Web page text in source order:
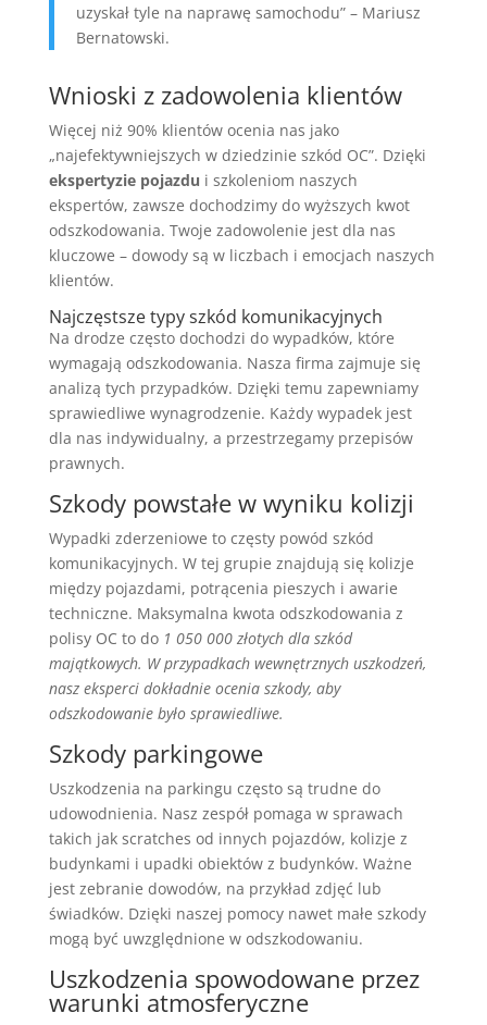
uzyskał tyle na naprawę samochodu” – Mariusz
Bernatowski.
Wnioski z zadowolenia klientów
Więcej niż 90% klientów ocenia nas jako
„najefektywniejszych w dziedzinie szkód OC”. Dzięki
ekspertyzie pojazdu i szkoleniom naszych
ekspertów, zawsze dochodzimy do wyższych kwot
odszkodowania. Twoje zadowolenie jest dla nas
kluczowe – dowody są w liczbach i emocjach naszych
klientów.
Najczęstsze typy szkód komunikacyjnych
Na drodze często dochodzi do wypadków, które
wymagają odszkodowania. Nasza firma zajmuje się
analizą tych przypadków. Dzięki temu zapewniamy
sprawiedliwe wynagrodzenie. Każdy wypadek jest
dla nas indywidualny, a przestrzegamy przepisów
prawnych.
Szkody powstałe w wyniku kolizji
Wypadki zderzeniowe to częsty powód szkód
komunikacyjnych. W tej grupie znajdują się kolizje
między pojazdami, potrącenia pieszych i awarie
techniczne. Maksymalna kwota odszkodowania z
polisy OC to do 1 050 000 złotych dla szkód
majątkowych. W przypadkach wewnętrznych uszkodzeń,
nasz eksperci dokładnie ocenia szkody, aby
odszkodowanie było sprawiedliwe.
Szkody parkingowe
Uszkodzenia na parkingu często są trudne do
udowodnienia. Nasz zespół pomaga w sprawach
takich jak scratches od innych pojazdów, kolizje z
budynkami i upadki obiektów z budynków. Ważne
jest zebranie dowodów, na przykład zdjęć lub
świadków. Dzięki naszej pomocy nawet małe szkody
mogą być uwzględnione w odszkodowaniu.
Uszkodzenia spowodowane przez
warunki atmosferyczne